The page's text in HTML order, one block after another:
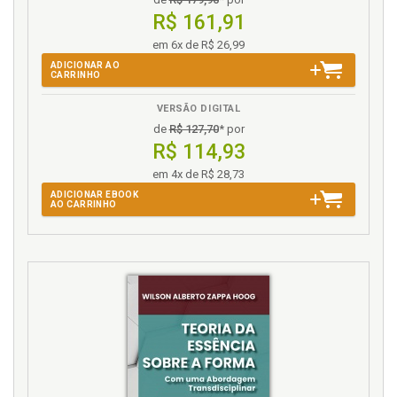
N
Núcleo de um índice de preços e o índice cheio, p. 38
Número índice: uma ferramenta para calcular a
perda de poder aquisitivo, p. 34
Número índice: uma ferramenta para deflacionar
para calcular a perda de poder aquisitivo, p. 34
R$ 161,91
em 6x de R$ 26,99
ADICIONAR AO
CARRINHO
VERSÃO DIGITAL
deR$ 127,70* por
R$ 114,93
em 4x de R$ 28,73
ADICIONAR EBOOK
AO CARRINHO